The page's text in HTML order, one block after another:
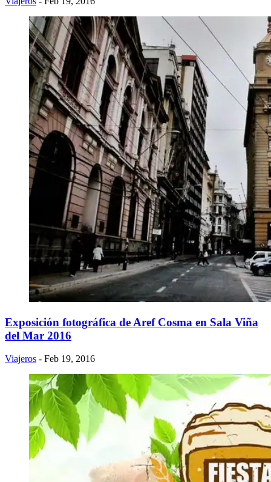
Exposición fotográfica de Aref Cosma en Sala Viña
del Mar 2016
Viajeros - Feb 19, 2016